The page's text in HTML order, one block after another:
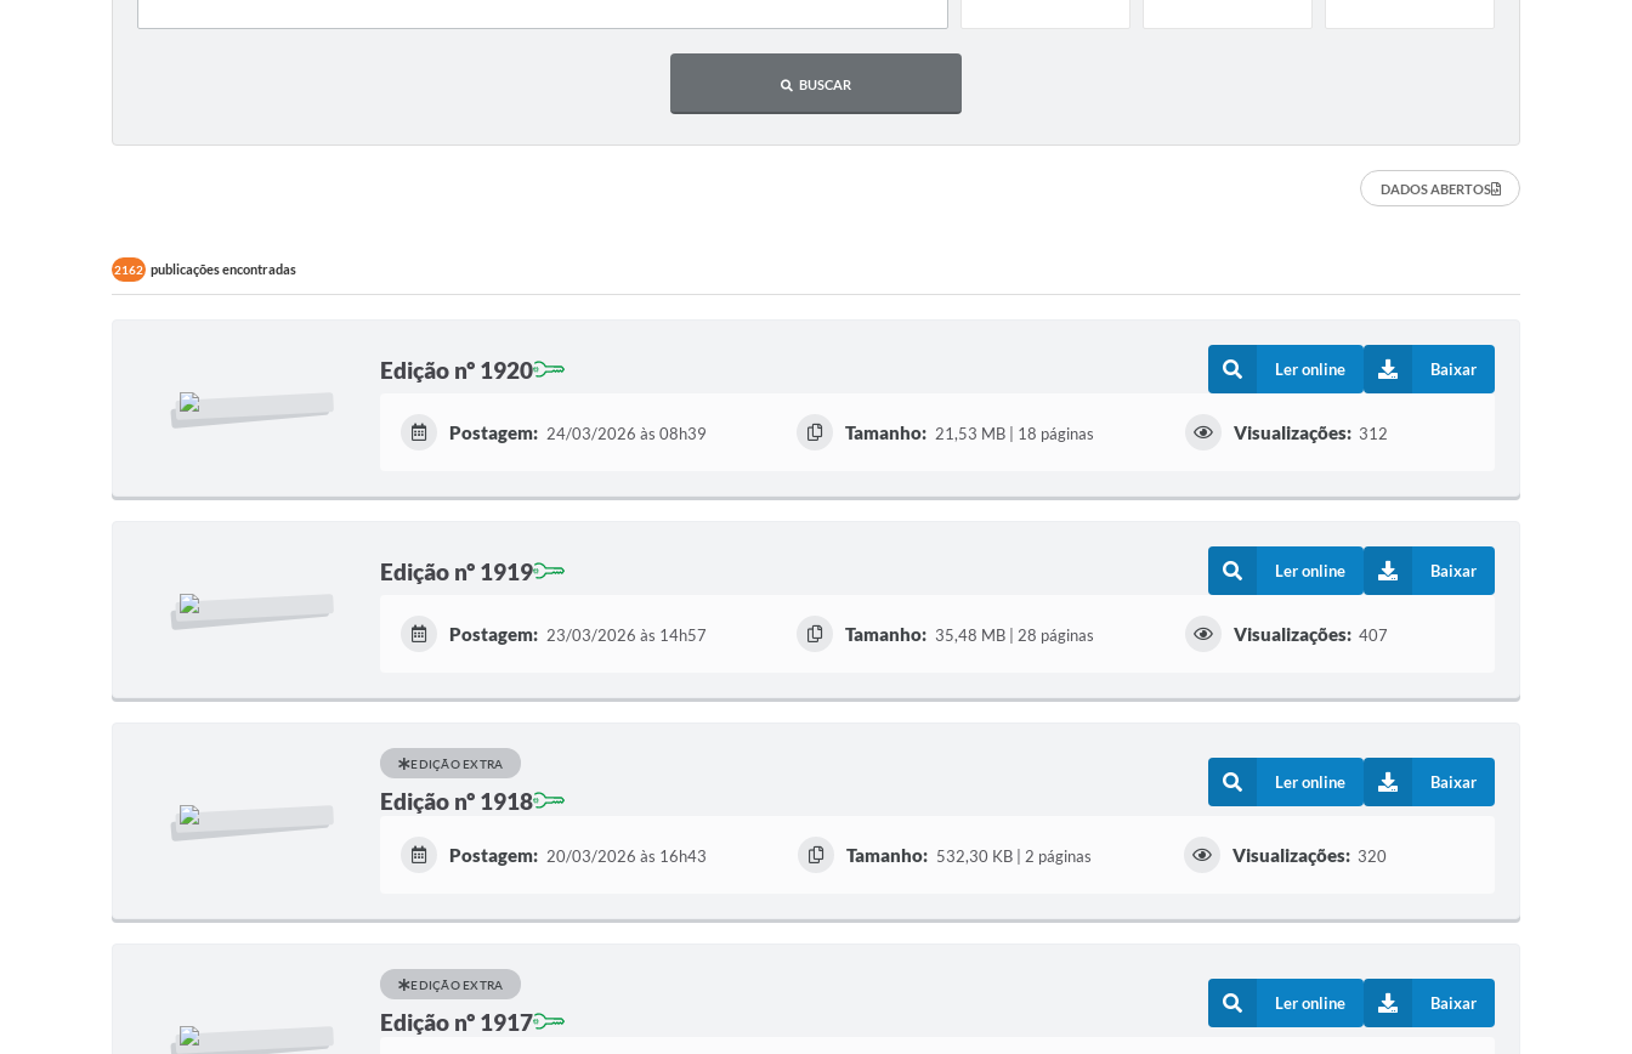
BUSCAR
DADOS ABERTOS
2162 publicações encontradas
Edição nº 1920 Ler online Baixar
Postagem: 24/03/2026 às 08h39 Tamanho: 21,53 MB | 18 páginas Visualizações: 312
Edição nº 1919 Ler online Baixar
Postagem: 23/03/2026 às 14h57 Tamanho: 35,48 MB | 28 páginas Visualizações: 407
EDIÇÃO EXTRA
Edição nº 1918
Ler online Baixar
Postagem: 20/03/2026 às 16h43 Tamanho: 532,30 KB | 2 páginas Visualizações: 320
EDIÇÃO EXTRA
Edição nº 1917
Ler online Baixar